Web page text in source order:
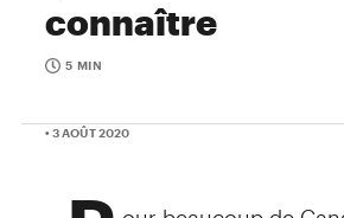
connaître
5 MIN
• 3 AOÛT 2020
our beaucoup de